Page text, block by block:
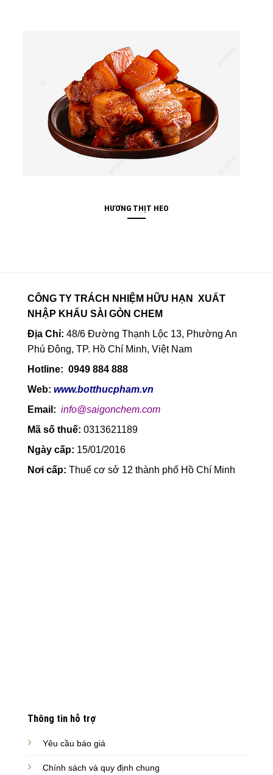
HƯƠNG THỊT HEO
CÔNG TY TRÁCH NHIỆM HỮU HẠN XUẤT
NHẬP KHẨU SÀI GÒN CHEM
Địa Chỉ: 48/6 Đường Thạnh Lộc 13, Phường An
Phú Đông, TP. Hồ Chí Minh, Việt Nam
Hotline: 0949 884 888
Web: www.botthucpham.vn
Email: info@saigonchem.com
Mã số thuế: 0313621189
Ngày cấp: 15/01/2016
Nơi cấp: Thuế cơ sở 12 thành phố Hồ Chí Minh
Thông tin hỗ trợ
Yêu cầu báo giá
Chính sách và quy định chung